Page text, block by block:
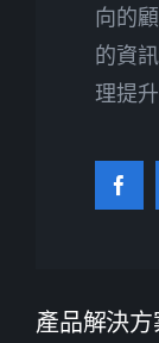
向的
的資
理提
產品解決方